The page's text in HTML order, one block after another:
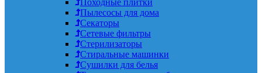
Пылесосы для дома
Секаторы
Сетевые фильтры
Стерилизаторы
Стиральные машинки
Сушилки для белья